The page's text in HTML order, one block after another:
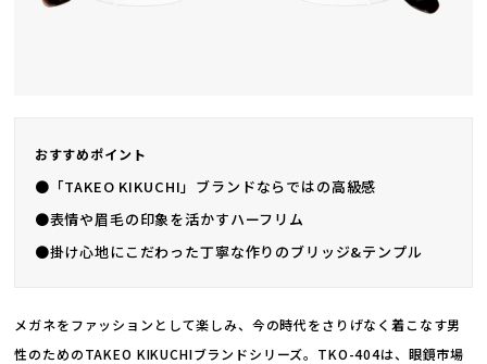
おすすめポイント
●「TAKEO KIKUCHI」ブランドならではの高級感
●表情や眉毛の印象を活かすハーフリム
●掛け心地にこだわった丁寧な作りのブリッジ&テンプル
メガネをファッションとして楽しみ、今の時代をさりげなく着こなす男
性のためのTAKEO KIKUCHIブランドシリーズ。TKO-404は、眼鏡市場